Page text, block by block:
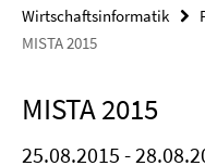
Wirtschaftsinformatik
MISTA 2015
MISTA 2015
25.08.2015 -